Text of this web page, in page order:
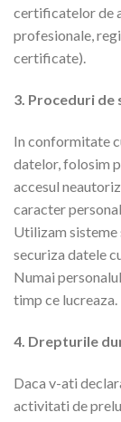
certificatelor de
profesionale,
certificate).
3. Proceduri
In conformitate
datelor, folosim
accesul
caracter
Utilizam sisteme
securiza datele
Numai
timp ce lucreaza.
4. Drepturile
Daca v-ati
activitati de